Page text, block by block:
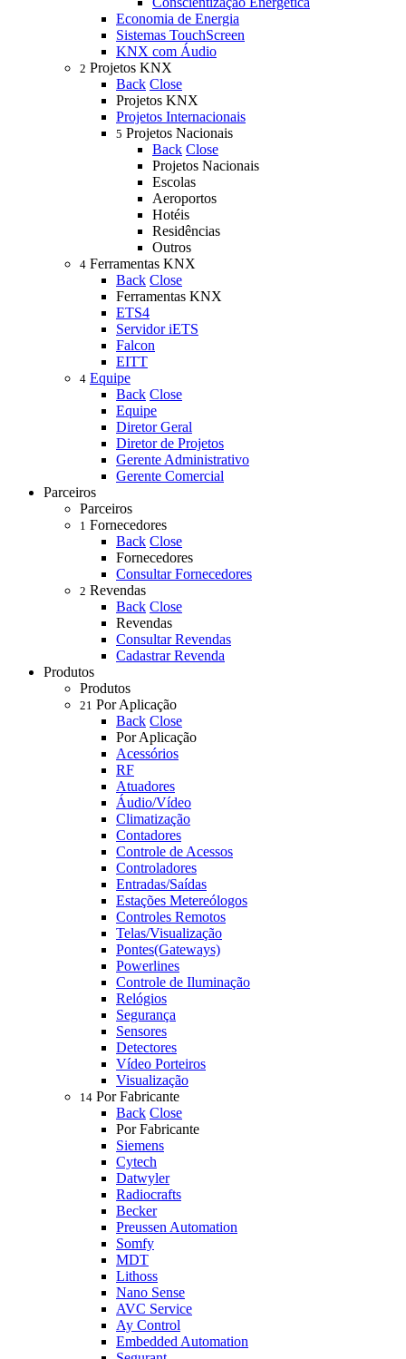
Economia de Energia
Sistemas TouchScreen
KNX com Áudio
2 Projetos KNX
Back Close
Projetos KNX
Projetos Internacionais
5 Projetos Nacionais
Back Close
Projetos Nacionais
Escolas
Aeroportos
Hotéis
Residências
Outros
4 Ferramentas KNX
Back Close
Ferramentas KNX
ETS4
Servidor iETS
Falcon
EITT
4 Equipe
Back Close
Equipe
Diretor Geral
Diretor de Projetos
Gerente Administrativo
Gerente Comercial
Parceiros
Parceiros
1 Fornecedores
Back Close
Fornecedores
Consultar Fornecedores
2 Revendas
Back Close
Revendas
Consultar Revendas
Cadastrar Revenda
Produtos
Produtos
21 Por Aplicação
Back Close
Por Aplicação
Acessórios
RF
Atuadores
Áudio/Vídeo
Climatização
Contadores
Controle de Acessos
Controladores
Entradas/Saídas
Estações Metereólogos
Controles Remotos
Telas/Visualização
Pontes(Gateways)
Powerlines
Controle de Iluminação
Relógios
Segurança
Sensores
Detectores
Vídeo Porteiros
Visualização
14 Por Fabricante
Back Close
Por Fabricante
Siemens
Cytech
Datwyler
Radiocrafts
Becker
Preussen Automation
Somfy
MDT
Lithoss
Nano Sense
AVC Service
Ay Control
Embedded Automation